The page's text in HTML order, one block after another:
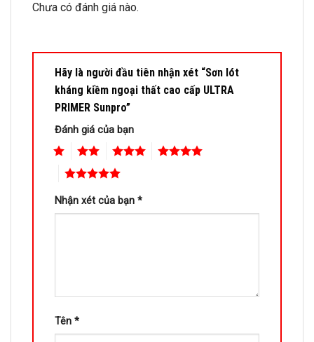
Chưa có đánh giá nào.
Hãy là người đầu tiên nhận xét “Sơn lót
kháng kiềm ngoại thất cao cấp ULTRA
PRIMER Sunpro”
Đánh giá của bạn
4
Nhận xét của bạn *
Tên *